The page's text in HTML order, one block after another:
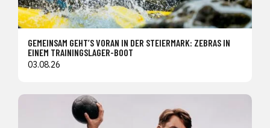
GEMEINSAM GEHT’S VORAN IN DER STEIERMARK: ZEBRAS IN
EINEM TRAININGSLAGER-BOOT
03.08.26